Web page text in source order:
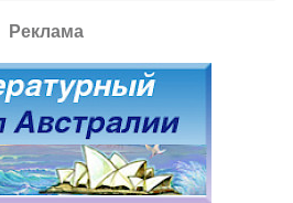
Реклама